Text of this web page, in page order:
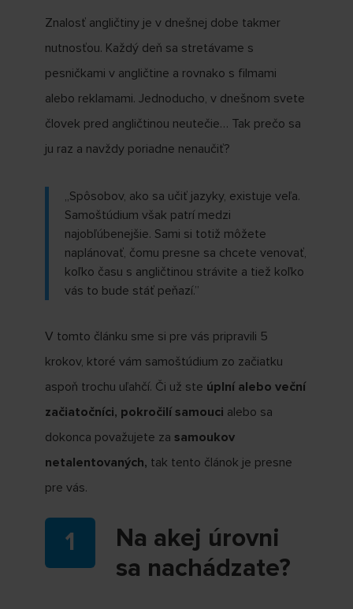
Znalosť angličtiny je v dnešnej dobe takmer
nutnosťou. Každý deň sa stretávame s
pesničkami v angličtine a rovnako s filmami
alebo reklamami. Jednoducho, v dnešnom svete
človek pred angličtinou neutečie… Tak prečo sa
ju raz a navždy poriadne nenaučiť?
,,Spôsobov, ako sa učiť jazyky, existuje veľa.
Samoštúdium však patrí medzi
najobľúbenejšie. Sami si totiž môžete
naplánovať, čomu presne sa chcete venovať,
koľko času s angličtinou strávite a tiež koľko
vás to bude stáť peňazí.”
V tomto článku sme si pre vás pripravili 5
krokov, ktoré vám samoštúdium zo začiatku
aspoň trochu uľahčí. Či už ste úplní alebo veční
začiatočníci, pokročilí samouci alebo sa
dokonca považujete za samoukov
netalentovaných, tak tento článok je presne
pre vás.
Na akej úrovni
sa nachádzate?